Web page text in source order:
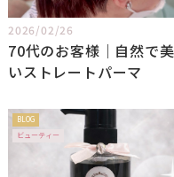
2026/02/26
70代のお客様｜自然で
いストレートパーマ
BLOG
ビューティー